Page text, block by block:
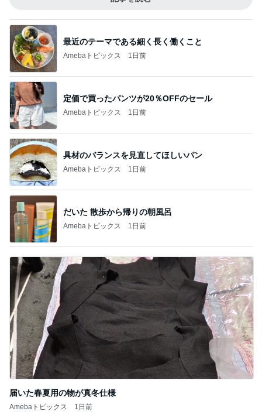
最近のテーマである細く長く働くこと
Amebaトピックス 1日前
定価で買ったパンツが20％OFFのセール
Amebaトピックス 1日前
具材のバランスを見直してほしいパン
Amebaトピックス 1日前
だいた 散歩から帰りの朝風呂
Amebaトピックス 1日前
届いた春夏用の物が真冬仕様
Amebaトピックス 1日前